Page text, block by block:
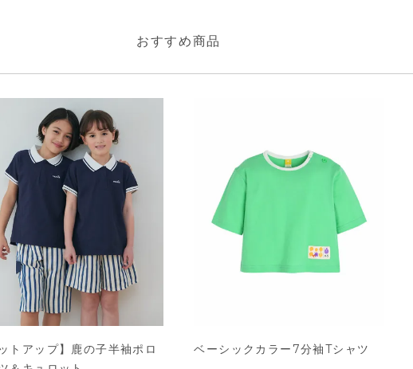
おすすめ商品
トアップ】鹿の子半袖ポロ
ベーシックカラー7分袖Tシャツ